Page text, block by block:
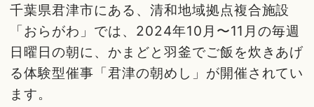
千葉県君津市にある、清和地域拠点複合施設
「おらがわ」では、2024年10月〜11月の毎週
日曜日の朝に、かまどと羽釜でご飯を炊きあげ
る体験型催事「君津の朝めし」が開催されてい
ます。